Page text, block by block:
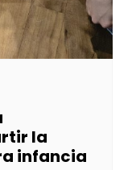
la
infancia